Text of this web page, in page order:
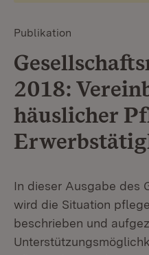
Publikation
2018:
häuslicher
In dieser Ausgabe des
wird die Situation
beschrieben und